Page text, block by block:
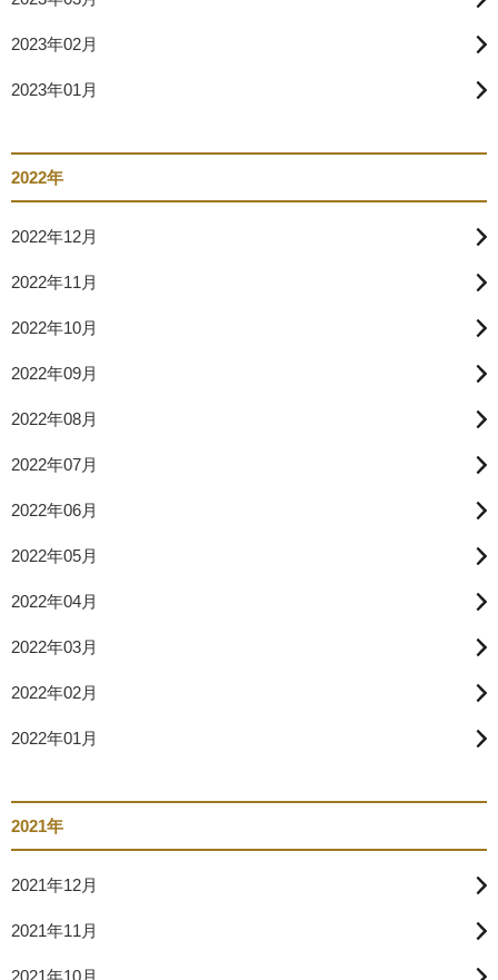
2023年02月
2023年01月
2022年
2022年12月
2022年11月
2022年10月
2022年09月
2022年08月
2022年07月
2022年06月
2022年05月
2022年04月
2022年03月
2022年02月
2022年01月
2021年
2021年12月
2021年11月
2021年10月